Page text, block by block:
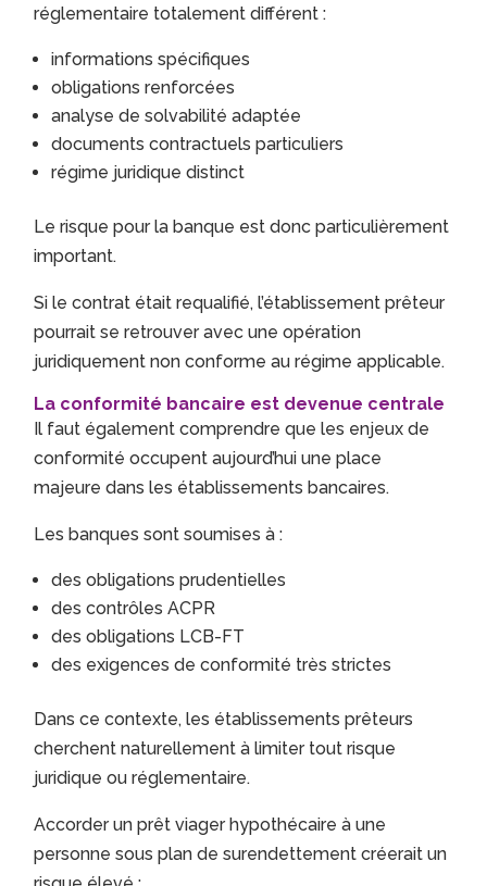
réglementaire totalement différent :
informations spécifiques
obligations renforcées
analyse de solvabilité adaptée
documents contractuels particuliers
régime juridique distinct
Le risque pour la banque est donc particulièrement
important.
Si le contrat était requalifié, l’établissement prêteur
pourrait se retrouver avec une opération
juridiquement non conforme au régime applicable.
La conformité bancaire est devenue centrale
Il faut également comprendre que les enjeux de
conformité occupent aujourd’hui une place
majeure dans les établissements bancaires.
Les banques sont soumises à :
des obligations prudentielles
des contrôles ACPR
des obligations LCB-FT
des exigences de conformité très strictes
Dans ce contexte, les établissements prêteurs
cherchent naturellement à limiter tout risque
juridique ou réglementaire.
Accorder un prêt viager hypothécaire à une
personne sous plan de surendettement créerait un